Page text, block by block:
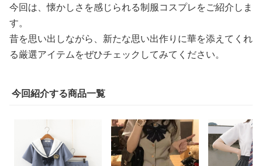
今回は、懐かしさを感じられる制服コスプレをご紹介しま
す。
昔を思い出しながら、新たな思い出作りに華を添えてくれ
る厳選アイテムをぜひチェックしてみてください。
今回紹介する商品一覧